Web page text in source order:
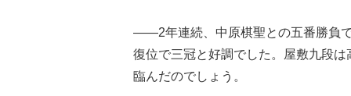
――2年連続、中原棋聖との五番勝負
復位で三冠と好調でした。屋敷九段
臨んだのでしょう。